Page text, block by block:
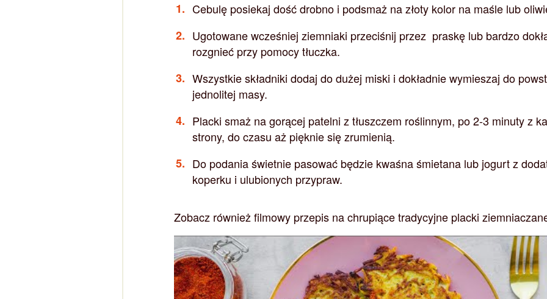
Cebulę posiekaj dość drobno i podsmaż na złoty kolor na maśle lub
Ugotowane wcześniej ziemniaki przeciśnij przez praskę lub bardzo
rozgnieć przy pomocy tłuczka.
Wszystkie składniki dodaj do dużej miski i dokładnie wymieszaj do
jednolitej masy.
Placki smaż na gorącej patelni z tłuszczem roślinnym, po 2-3 minuty z
strony, do czasu aż pięknie się zrumienią.
Do podania świetnie pasować będzie kwaśna śmietana lub jogurt z
koperku i ulubionych przypraw.
Zobacz również filmowy przepis na chrupiące tradycyjne placki